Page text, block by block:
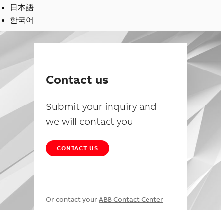
日本語
한국어
Contact us
Submit your inquiry and
we will contact you
CONTACT US
Or contact your ABB Contact Center